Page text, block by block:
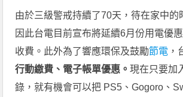
由於三級警戒持續了70天，待在家中的
因此台電目前宣布將延續6月份用電優
收費。此外為了響應環保及鼓勵節電 ，
行動繳費、電子帳單優惠。現在只要加
錄，就有機會可以把 PS5、Gogoro、